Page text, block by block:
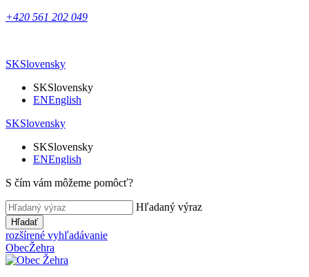
+420 561 202 049
SKSlovensky
SKSlovensky
ENEnglish
SKSlovensky
SKSlovensky
ENEnglish
S čím vám môžeme pomôcť?
Hľadaný výraz
Hľadať
rozšírené vyhľadávanie
ObecŽehra